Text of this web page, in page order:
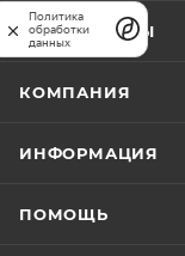
ПРАЙС-ЛИСТЫ
КОМПАНИЯ
ИНФОРМАЦИЯ
ПОМОЩЬ
Политика
обработки
данных